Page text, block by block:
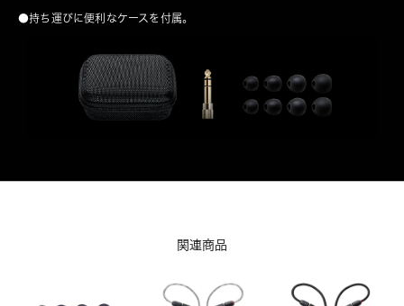
●持ち運びに便利なケースを付属。
関連商品